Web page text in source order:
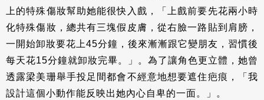
上的特殊傷妝幫助她能很快入戲，「上戲前要先花兩小時
化特殊傷妝，總共有三塊假皮膚，從右臉一路貼到肩膀，
一開始卸妝要花上45分鐘，後來漸漸跟它變朋友，習慣後
每天花15分鐘就卸妝完畢。」。為了讓角色更立體，她曾
透露梁美珊舉手投足間都會不經意地想要遮住疤痕，「我
設計這個小動作能反映出她內心自卑的一面。」。